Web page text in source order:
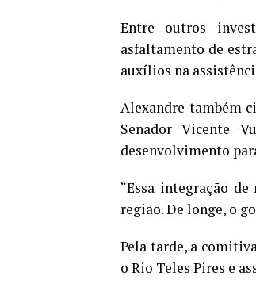
Entre outros
asfaltamento de
auxílios na
Alexandre também
Senador Vicente
desenvolvimento
“Essa integração
região. De longe, o
Pela tarde, a
o Rio Teles Pires e